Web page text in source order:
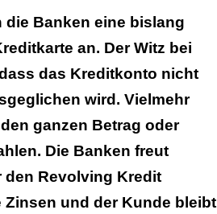
Banken eine bislang
an. Der Witz bei
das Kreditkonto nicht
wird. Vielmehr
ganzen Betrag oder
Die Banken freut
den Revolving Kredit
und der Kunde bleibt